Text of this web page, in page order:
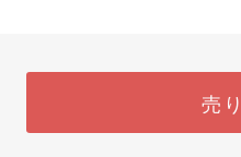
売